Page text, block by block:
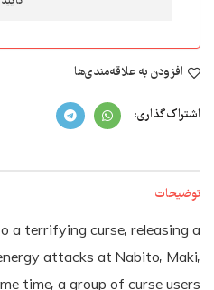
افزودن به علاقه‌مندی‌ها
اشتراک گذاری
توضیحات
a terrifying curse, releasing a
attacks at Nabito, Maki,